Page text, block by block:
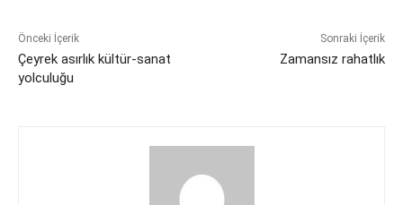
Önceki İçerik
Çeyrek asırlık kültür-sanat
yolculuğu
Sonraki İçerik
Zamansız rahatlık